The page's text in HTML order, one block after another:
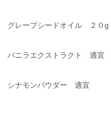
グレープシードオイル ２０g
バニラエクストラクト 適宜
シナモンパウダー 適宜